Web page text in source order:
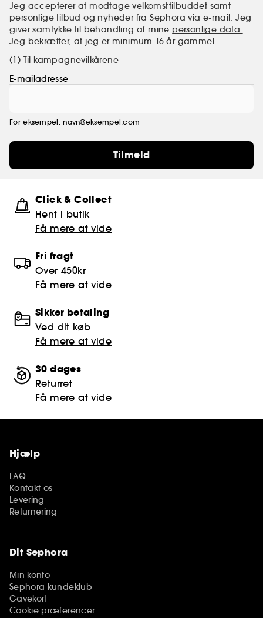
Jeg accepterer at modtage velkomsttilbuddet samt
personlige tilbud og nyheder fra Sephora via e-mail. Jeg
giver samtykke til behandling af mine personlige data .
Jeg bekræfter,at jeg er minimum 16 år gammel.
(1) Til kampagnevilkårene
E-mailadresse
For eksempel: navn@eksempel.com
Tilmeld
Click & Collect
Hent i butik
Få mere at vide
Fri fragt
Over 450kr
Få mere at vide
Sikker betaling
Ved dit køb
Få mere at vide
30 dages
Returret
Få mere at vide
Hjælp
FAQ
Kontakt os
Levering
Returnering
Dit Sephora
Min konto
Sephora kundeklub
Gavekort
Cookie præferencer